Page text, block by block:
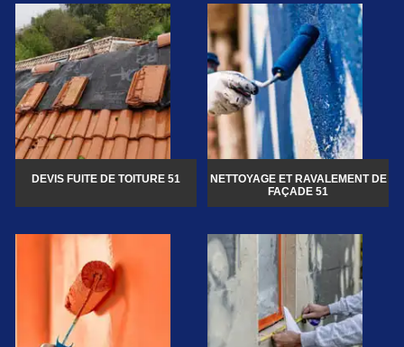
DEVIS FUITE DE TOITURE 51
NETTOYAGE ET RAVALEMENT DE
FAÇADE 51